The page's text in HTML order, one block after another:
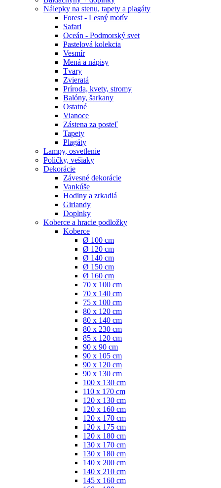
Nálepky na stenu, tapety a plagáty
Forest - Lesný motív
Safari
Oceán - Podmorský svet
Pastelová kolekcia
Vesmír
Mená a nápisy
Tvary
Zvieratá
Príroda, kvety, stromy
Balóny, šarkany
Ostatné
Vianoce
Zástena za posteľ
Tapety
Plagáty
Lampy, osvetlenie
Poličky, vešiaky
Dekorácie
Závesné dekorácie
Vankúše
Hodiny a zrkadlá
Girlandy
Doplnky
Koberce a hracie podložky
Koberce
Ø 100 cm
Ø 120 cm
Ø 140 cm
Ø 150 cm
Ø 160 cm
70 x 100 cm
70 x 140 cm
75 x 100 cm
80 x 120 cm
80 x 140 cm
80 x 230 cm
85 x 120 cm
90 x 90 cm
90 x 105 cm
90 x 120 cm
90 x 130 cm
100 x 130 cm
110 x 170 cm
120 x 130 cm
120 x 160 cm
120 x 170 cm
120 x 175 cm
120 x 180 cm
130 x 170 cm
130 x 180 cm
140 x 200 cm
140 x 210 cm
145 x 160 cm